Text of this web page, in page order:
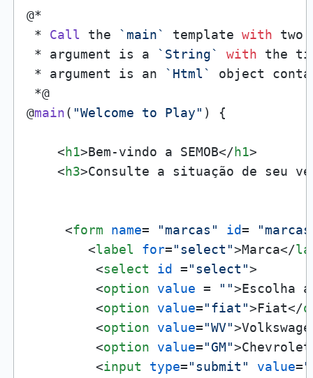
@*
* Call the `main` template with two
* argument is a `String` with the
* argument is an `Html`
object
*@
@main( "Welcome to Play" ) {
<h1>Bem-vindo a SEMOB</h1>
<h3>Consulte a situação de seu
<form name= "marcas" id=
<label for="select">Marca</
<select id ="select">
<option value = "">Escolha
<option value="fiat">Fiat</
<option value="WV">
<option value="GM">Chevrolet
<input type="submit" value=